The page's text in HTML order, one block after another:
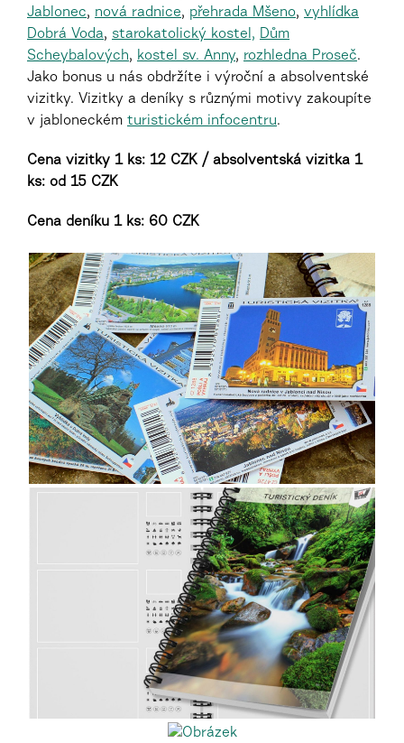
Jablonec, nová radnice, přehrada Mšeno, vyhlídka
Dobrá Voda, starokatolický kostel, Dům
Scheybalových, kostel sv. Anny, rozhledna Proseč.
Jako bonus u nás obdržíte i výroční a absolventské
vizitky. Vizitky a deníky s různými motivy zakoupíte
v jabloneckém turistickém infocentru.
Cena vizitky 1 ks: 12 CZK / absolventská vizitka 1
ks: od 15 CZK
Cena deníku 1 ks: 60 CZK